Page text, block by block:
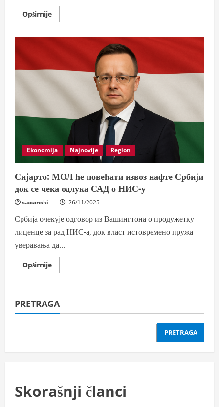
OpširnijeRead
more
I
MODERNOG
DOBA
Ekonomija Najnovije Region
Сијарто: МОЛ ће повећати извоз нафте Србији
док се чека одлука САД о НИС-у
s.acanski 26/11/2025
Србија очекује одговор из Вашингтона о продужетку
лиценце за рад НИС-а, док власт истовремено пружа
уверавања да...
OpširnijeRead
more
ће
повећати
извоз
Србији
се
одлука
PRETRAGA
PRETRAGA
Skorašnji članci